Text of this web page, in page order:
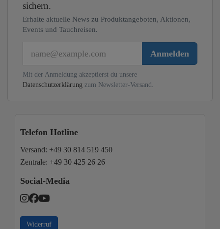
sichern.
Erhalte aktuelle News zu Produktangeboten, Aktionen,
Events und Tauchreisen.
Anmelden
Mit der Anmeldung akzeptierst du unsere
Datenschutzerklärung zum Newsletter-Versand.
Telefon Hotline
Versand: +49 30 814 519 450
Zentrale: +49 30 425 26 26
Social-Media
Widerruf